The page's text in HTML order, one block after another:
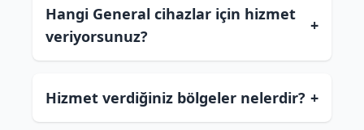
Hangi General cihazlar için hizmet
veriyorsunuz?
+
Hizmet verdiğiniz bölgeler nelerdir? +